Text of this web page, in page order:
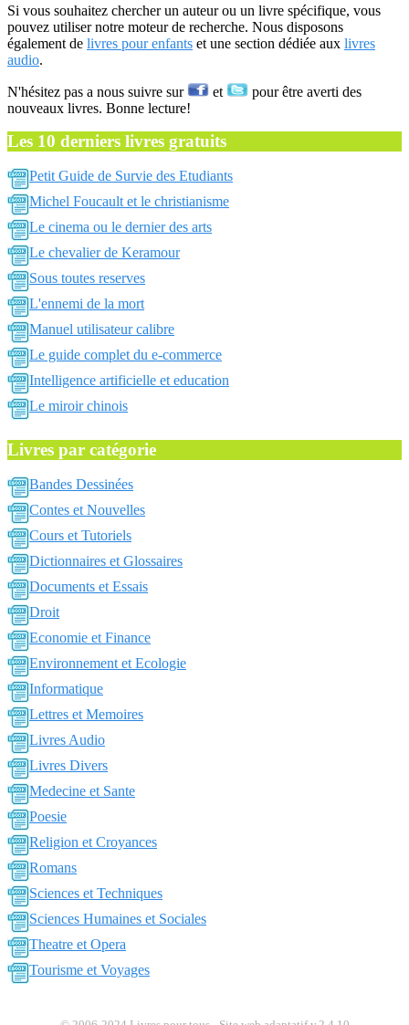
Si vous souhaitez chercher un auteur ou un livre spécifique, vous
pouvez utiliser notre moteur de recherche. Nous disposons
également de livres pour enfants et une section dédiée aux livres
audio.
N'hésitez pas a nous suivre sur et
pour être averti des
nouveaux livres. Bonne lecture!
Les 10 derniers livres gratuits
Petit Guide de Survie des Etudiants
Michel Foucault et le christianisme
Le cinema ou le dernier des arts
Le chevalier de Keramour
Sous toutes reserves
L'ennemi de la mort
Manuel utilisateur calibre
Le guide complet du e-commerce
Intelligence artificielle et education
Le miroir chinois
Livres par catégorie
Bandes Dessinées
Contes et Nouvelles
Cours et Tutoriels
Dictionnaires et Glossaires
Documents et Essais
Droit
Economie et Finance
Environnement et Ecologie
Informatique
Lettres et Memoires
Livres Audio
Livres Divers
Medecine et Sante
Poesie
Religion et Croyances
Romans
Sciences et Techniques
Sciences Humaines et Sociales
Theatre et Opera
Tourisme et Voyages